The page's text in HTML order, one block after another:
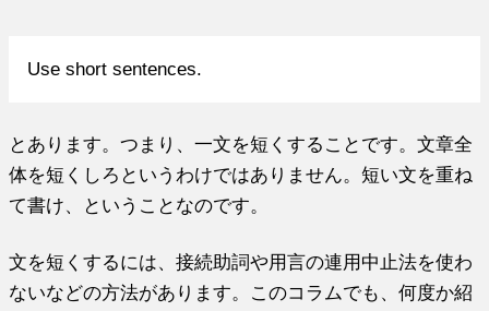
Use short sentences.
とあります。つまり、一文を短くすることです。文章全
体を短くしろというわけではありません。短い文を重ね
て書け、ということなのです。
文を短くするには、接続助詞や用言の連用中止法を使わ
ないなどの方法があります。このコラムでも、何度か紹